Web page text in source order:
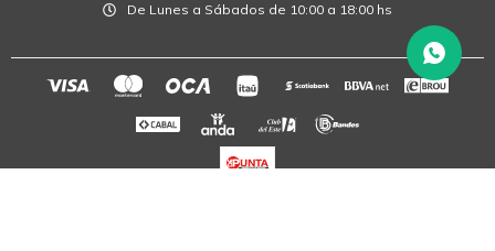
De Lunes a Sábados de 10:00 a 18:00 hs